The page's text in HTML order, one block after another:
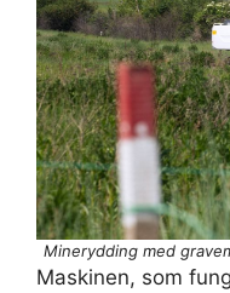
Minerydding med
Maskinen, som